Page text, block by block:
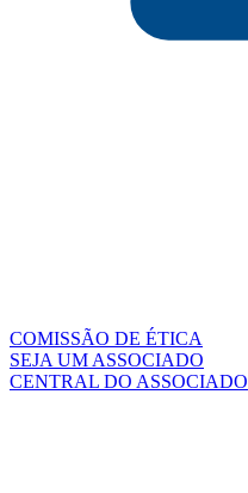
COMISSÃO DE ÉTICA
SEJA UM ASSOCIADO
CENTRAL DO ASSOCIADO